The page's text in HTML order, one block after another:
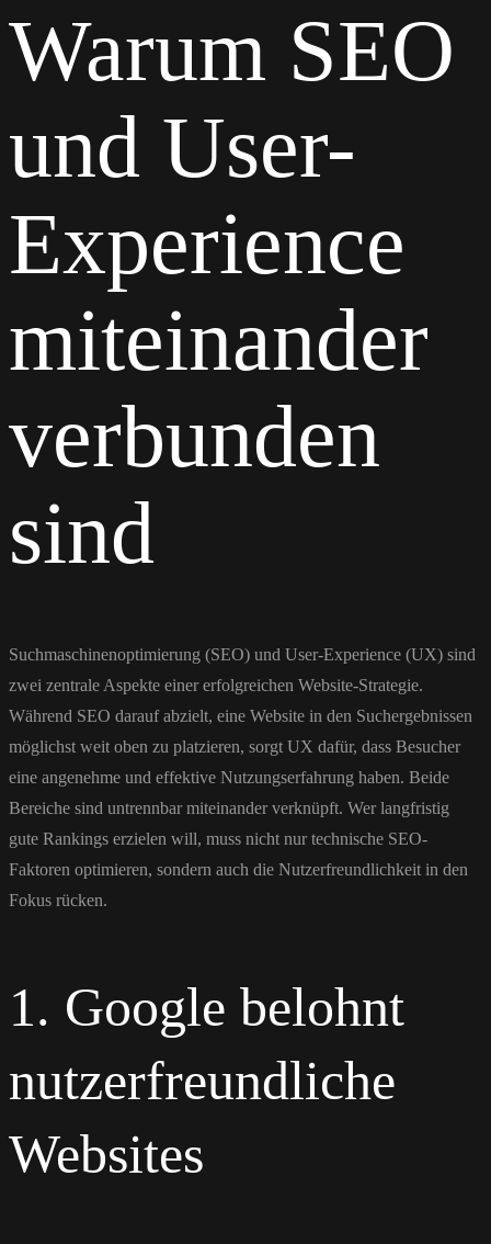
Warum SEO
und User-
Experience
miteinander
verbunden
sind
Suchmaschinenoptimierung (SEO) und User-Experience (UX) sind
zwei zentrale Aspekte einer erfolgreichen Website-Strategie.
Während SEO darauf abzielt, eine Website in den Suchergebnissen
möglichst weit oben zu platzieren, sorgt UX dafür, dass Besucher
eine angenehme und effektive Nutzungserfahrung haben. Beide
Bereiche sind untrennbar miteinander verknüpft. Wer langfristig
gute Rankings erzielen will, muss nicht nur technische SEO-
Faktoren optimieren, sondern auch die Nutzerfreundlichkeit in den
Fokus rücken.
1. Google belohnt
nutzerfreundliche
Websites